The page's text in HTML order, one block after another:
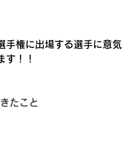
手権に出場する選手に意気
す！！
たこと